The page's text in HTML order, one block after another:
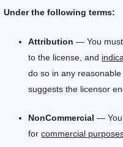
Under the following terms:
Attribution — You
to the license, and
do so in any
suggests the licensor
NonCommercial — You
forcommercial